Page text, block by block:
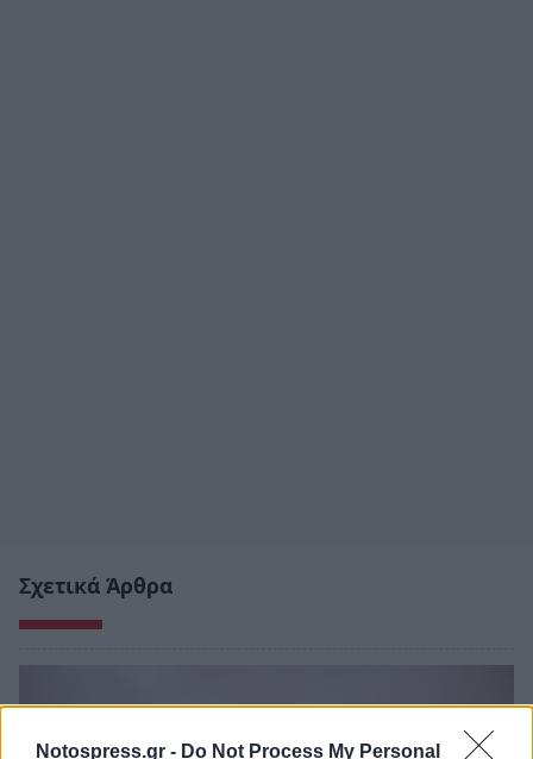
Notospress.gr - Do Not Process My Personal
Σχετικά Άρθρα